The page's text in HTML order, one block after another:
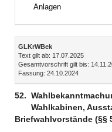
Anlagen
Inhalt
GLKrWBek
Text gilt ab: 17.07.2025
Gesamtvorschrift gilt bis:
Fassung: 24.10.2024
52.
Wahlkabinen,
Briefwahlvorstände (§§